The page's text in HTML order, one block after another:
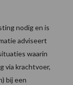
nodig en is
adviseert
waarin
via krachtvoer,
bij een